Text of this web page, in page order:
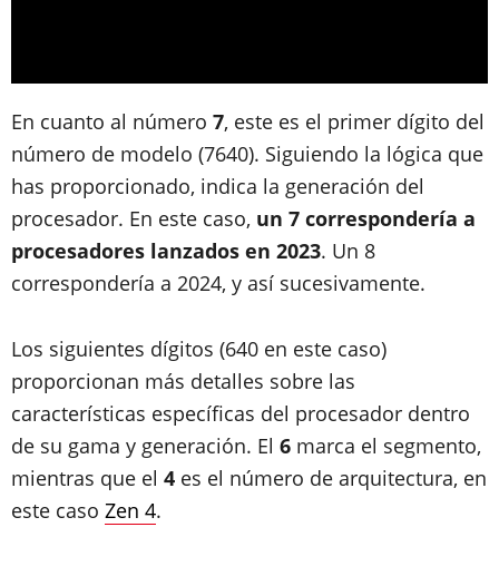
En cuanto al número 7, este es el primer dígito del
número de modelo (7640). Siguiendo la lógica que
has proporcionado, indica la generación del
procesador. En este caso, un 7 correspondería a
procesadores lanzados en 2023. Un 8
correspondería a 2024, y así sucesivamente.
Los siguientes dígitos (640 en este caso)
proporcionan más detalles sobre las
características específicas del procesador dentro
de su gama y generación. El 6 marca el segmento,
mientras que el 4 es el número de arquitectura, en
este caso Zen 4.